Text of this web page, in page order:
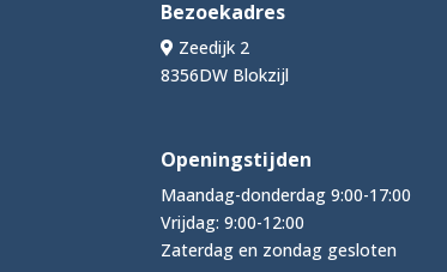
Bezoekadres
Zeedijk 2
8356DW Blokzijl
Openingstijden
Maandag-donderdag 9:00-17:00
Vrijdag: 9:00-12:00
Zaterdag en zondag gesloten